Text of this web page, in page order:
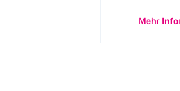
Mehr